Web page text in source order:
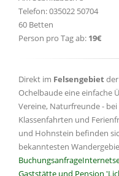
Telefon: 035022 50704
60 Betten
Person pro Tag ab: 19€
Direkt im Felsengebiet
Ochelbaude eine einfache
Vereine, Naturfreunde -
Klassenfahrten und
und Hohnstein befinden
bekanntesten
Buchungsanfrage
Gaststätte und Pension